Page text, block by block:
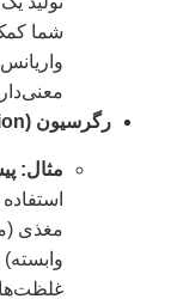
شما
رگرسیون (Regression): مدل‌سازی روابط:
مثال:
مغذی